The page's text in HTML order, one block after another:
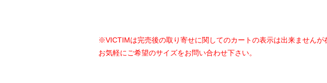
※VICTIMは完売後の取り寄せに関してのカートの表示は出来ませんが
お気軽にご希望のサイズをお問い合わせ下さい。